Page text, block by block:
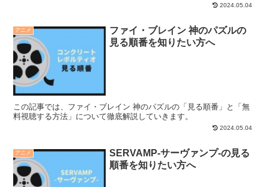
2024.05.04
アニメ
ファイ・ブレイン 神のパズルの
見る順番を知りたい方へ
この記事では、ファイ・ブレイン 神のパズルの「見る順番」と「無
料視聴する方法」について徹底解説していきます。
2024.05.04
アニメ
SERVAMP-サーヴァンプ-の見る
順番を知りたい方へ